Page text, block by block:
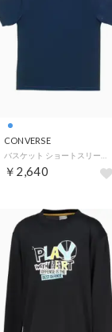
CONVERSE
￥2,640